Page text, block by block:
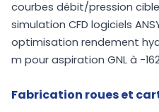
courbes débit/pression
simulation CFD logiciels
optimisation rendement
m pour aspiration GNL à -
Fabrication roues et